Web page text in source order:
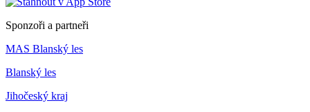
Sponzoři a partneři
MAS Blanský les
Blanský les
Jihočeský kraj